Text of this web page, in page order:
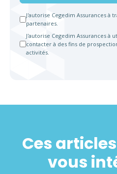
J'autorise Cegedim Assurances à
partenaires.
J'autorise Cegedim Assurances à
contacter à des fins de
activités.
Ces
vous